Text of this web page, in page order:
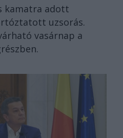
kamatra adott
uzsorás.
vasárnap a